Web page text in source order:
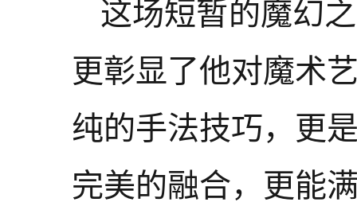
这场短暂的魔幻
更彰显了他对魔术
纯的手法技巧，更
完美的融合，更能